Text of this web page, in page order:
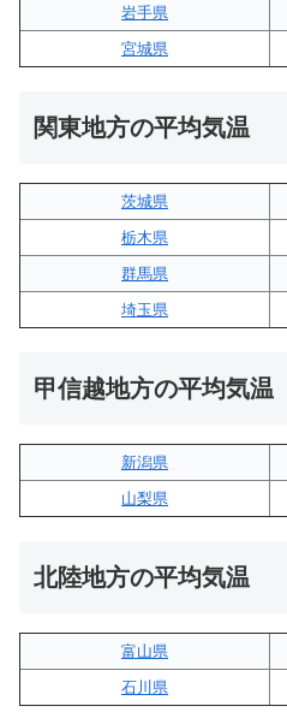
岩手県
宮城県
関東地方の平均気温
茨城県
栃木県
群馬県
埼玉県
甲信越地方の平均気温
新潟県
山梨県
北陸地方の平均気温
富山県
石川県